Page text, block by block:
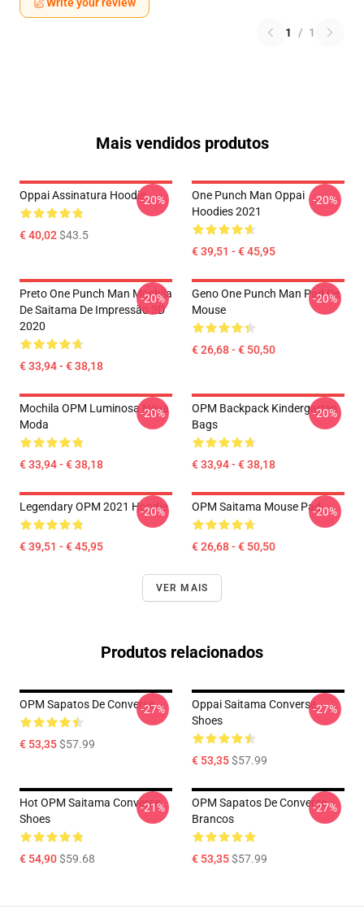
1 / 1
Mais vendidos produtos
Oppai Assinatura Hoodie
€ 40,02$43.5
-20%
One Punch Man Oppai
Hoodies 2021
€ 39,51 - € 45,95
-20%
Preto One Punch Man Mochila
De Saitama De Impressão 3D
2020
€ 33,94 - € 38,18
-20%
Geno One Punch Man Pad De
Mouse
€ 26,68 - € 50,50
-20%
Mochila OPM Luminosa Nova
Moda
€ 33,94 - € 38,18
-20%
OPM Backpack Kindergarten
Bags
€ 33,94 - € 38,18
-20%
Legendary OPM 2021 Hoodie
€ 39,51 - € 45,95
-20% OPM Saitama Mouse Pad
€ 26,68 - € 50,50
-20%
VER MAIS
Produtos relacionados
OPM Sapatos De Converse
€ 53,35$57.99
-27%
Oppai Saitama Converse
Shoes
€ 53,35$57.99
-27%
Hot OPM Saitama Converse
Shoes
€ 54,90$59.68
-21%
OPM Sapatos De Converse
Brancos
€ 53,35$57.99
-27%